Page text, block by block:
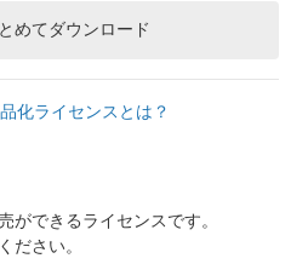
めてダウンロード
化ライセンスとは？
ができるライセンスです。
ださい。